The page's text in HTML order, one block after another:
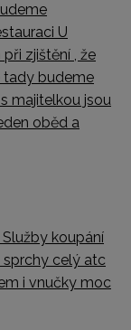
U
zjištění , že
tady budeme
majitelkou jsou
oběd a
koupání
sprchy celý atc
i vnučky moc